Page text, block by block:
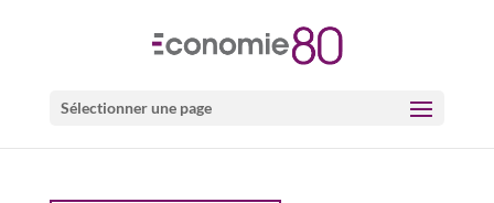
Sélectionner une page